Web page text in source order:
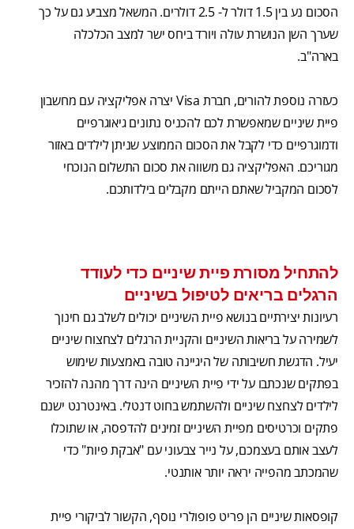
הסכום נע בין 1.5 דולר ל- 2.5 דולרים. המשאל מצביע גם על כך
שערך השן הנושרת עולה ויורד ביחס ישר למצב הכלכלה
בארה"ב.
כעזרה נוספת להורים, חברת Visa יצרה אפליקציה עם מחשבון
פיית שיניים שמאפשרת לכם להכניס נתונים גיאוגרפיים
ודמוגרפיים כדי לקבל את הסכום הממוצע שניתן לילדים באזור
מגוריכם. האפליקציה גם משווה את סכום התשלום הנוכחי
לסכום המקביל שאתם הייתם מקבלים בילדותכם.
להתחיל מסורת פיית שיניים כדי לעודד
הרגלים בריאים לטיפול בשיניים
רעיונות יצירתיים בנושא פיית השיניים יכולים לשלב גם חינוך
לשמירה על בריאות השיניים והקניית הרגלים לצחצוח שיניים
יעיל. הדגשת חשיבותה של היגיינה טובה באמצעות שימוש
בפתקים שנכתבו על ידי פיית השיניים הינה דרך מהנה להזכיר
לילדים לצחצח שיניים ולהשתמש בחוט דנטלי. באינטרנט ישנם
פתקים וכרטיסים מפיית השיניים זמינים להדפסה, או שתוכלו
לעצב אותם בעצמכם, על נייר צבעוני עם "אבקת פיות" כדי
שהמכתב מהפייה יראה יותר אותנטי.
קופסאות שיניים הן פריט פופולרי נוסף, הקשור לביקורי פיית